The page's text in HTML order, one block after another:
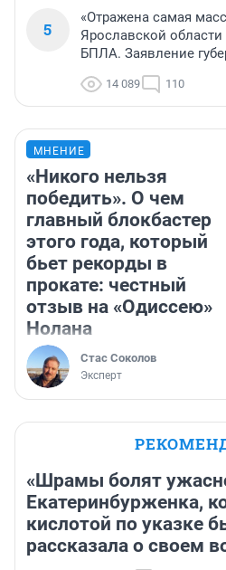
5
«Отражена самая
Ярославской
БПЛА. Заявление
14 089 110
МНЕНИЕ
«Никого нельзя
победить». О чем
главный блокбастер
этого года, который
бьет рекорды в
прокате: честный
отзыв на «Одиссею»
Нолана
Стас Соколов
Эксперт
«Шрамы болят
Екатеринбурженка,
кислотой по указке
рассказала о своем